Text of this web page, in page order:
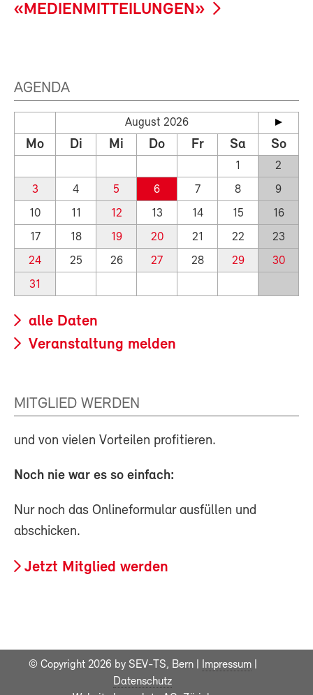
«MEDIENMITTEILUNGEN»
AGENDA
August 2026
Mo Di Mi Do Fr Sa So
1
2
3
4 5 6 7 8
9
10
11 12 13 14 15
16
17
18 19 20 21 22
23
24
25 26 27 28 29
30
31
alle Daten
Veranstaltung melden
MITGLIED WERDEN
und von vielen Vorteilen profitieren.
Noch nie war es so einfach:
Nur noch das Onlineformular ausfüllen und
abschicken.
Jetzt Mitglied werden
© Copyright 2026 by SEV-TS, Bern | Impressum|
Datenschutz